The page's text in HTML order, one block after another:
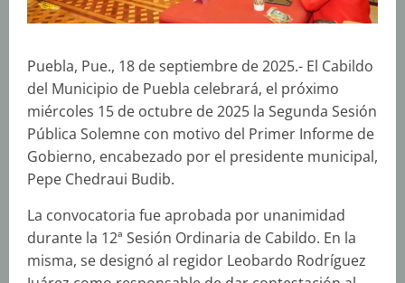
Puebla, Pue., 18 de septiembre de 2025.- El Cabildo
del Municipio de Puebla celebrará, el próximo
miércoles 15 de octubre de 2025 la Segunda Sesión
Pública Solemne con motivo del Primer Informe de
Gobierno, encabezado por el presidente municipal,
Pepe Chedraui Budib.
La convocatoria fue aprobada por unanimidad
durante la 12ª Sesión Ordinaria de Cabildo. En la
misma, se designó al regidor Leobardo Rodríguez